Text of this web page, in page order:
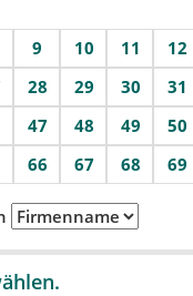
9 10 11 12
28 29 30 31
47 48 49 50
66 67 68 69